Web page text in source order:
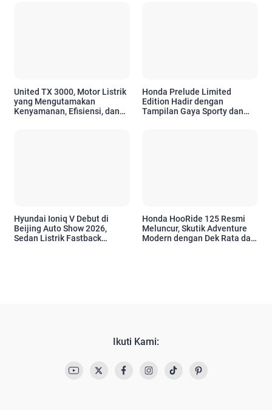
United TX 3000, Motor Listrik
yang Mengutamakan
Kenyamanan, Efisiensi, dan
Honda Prelude Limited
Edition Hadir dengan
Tampilan Gaya Sporty dan
Hyundai Ioniq V Debut di
Beijing Auto Show 2026,
Sedan Listrik Fastback
Honda HooRide 125 Resmi
Meluncur, Skutik Adventure
Modern dengan Dek Rata dan
Ikuti Kami: